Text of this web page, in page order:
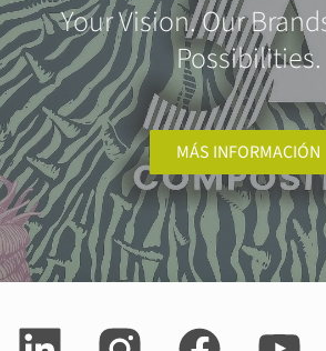
Your Vision. Our
Possibilities.
MÁS INFORMACIÓN